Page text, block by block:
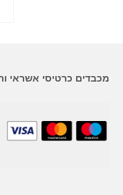
מכבדים כרטיסי אשראי